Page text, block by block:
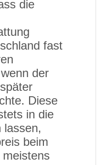
die
fast
der
Diese
in die
lassen,
beim